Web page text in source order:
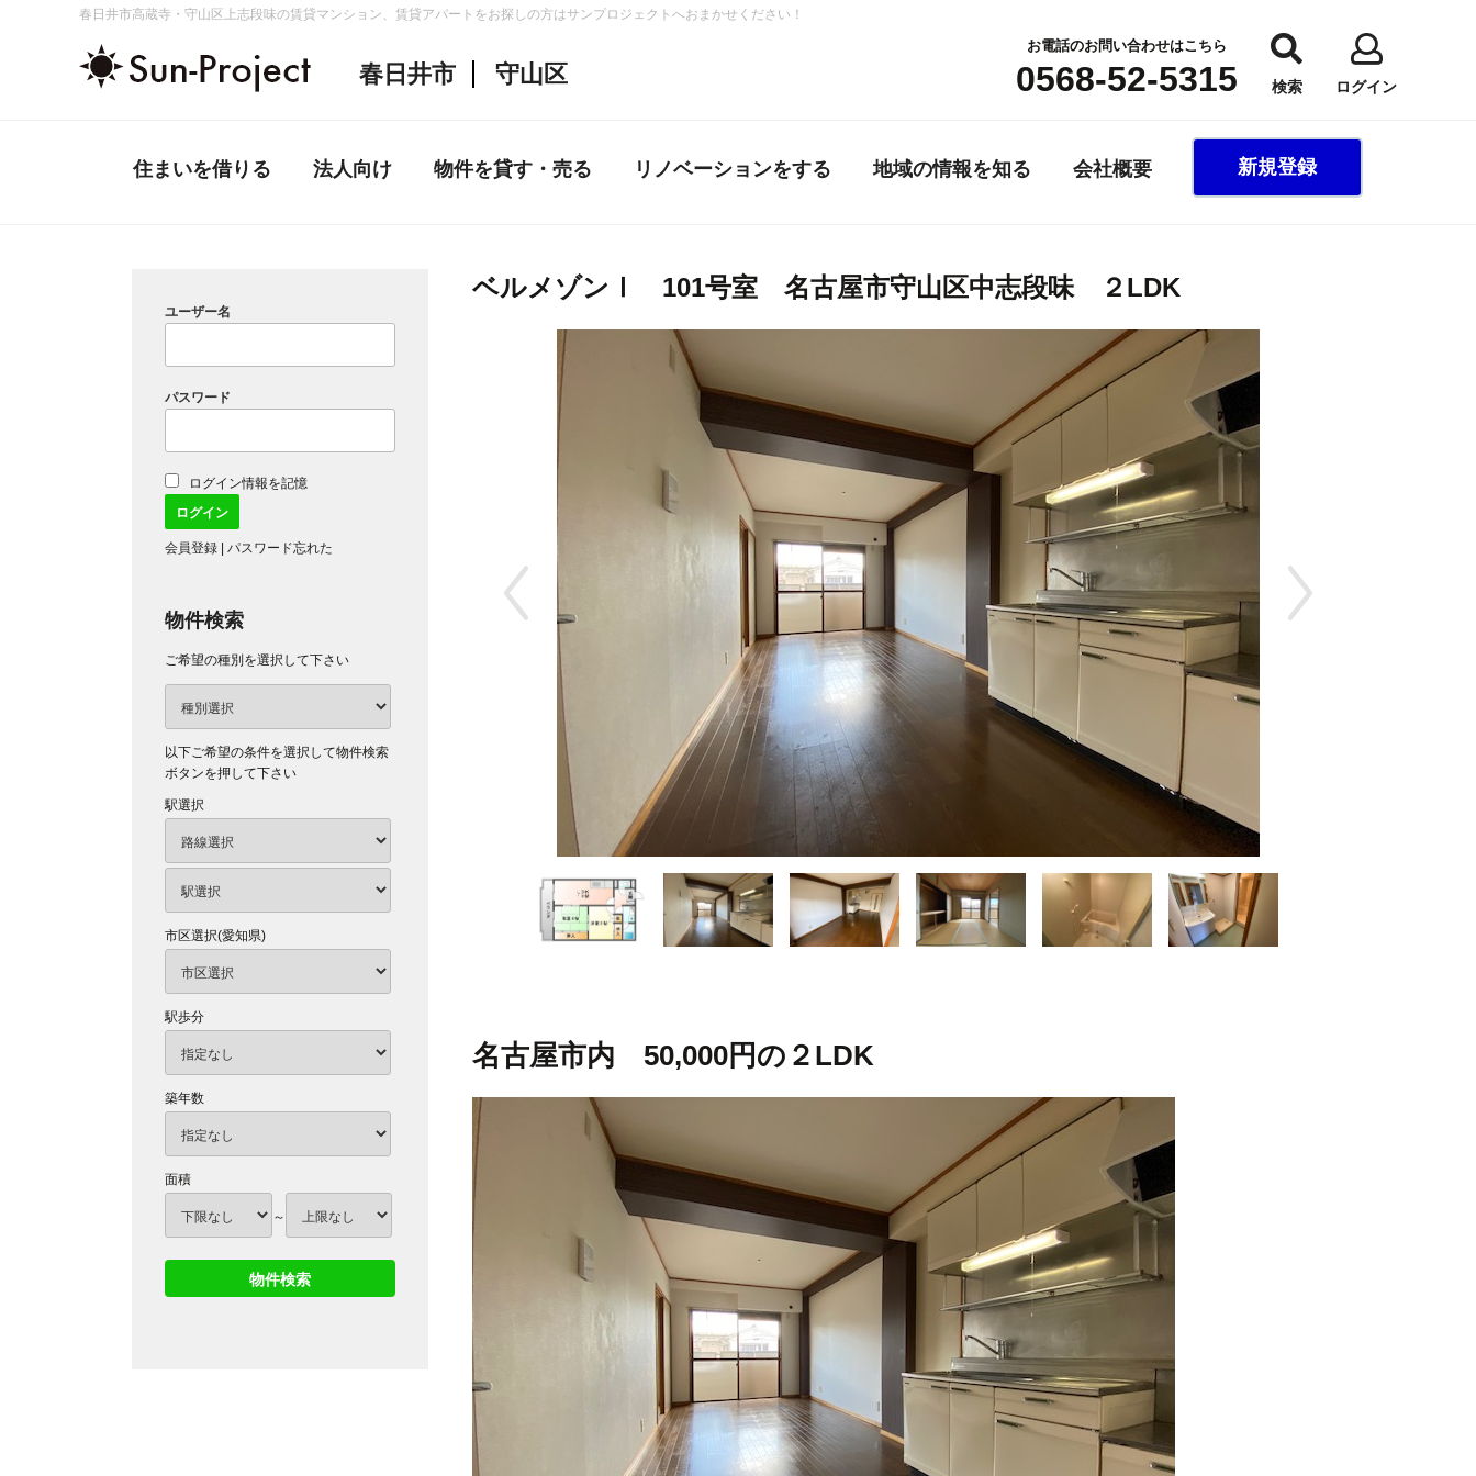
春日井市高蔵寺・守山区上志段味の賃貸マンション、賃貸アパートをお探しの方はサンプロジェクトへおまかせください！
春日井市 守山区 ログイン
検索
お電話のお問い合わせはこちら
0568-52-5315
住まいを借りる 法人向け 物件を貸す・売る リノベーションをする 地域の情報を知る 会社概要 新規登録
ベルメゾンⅠ 101号室 名古屋市守山区中志段味 ２LDK
名古屋市内 50,000円の２LDK
ユーザー名
パスワード
ログイン情報を記憶
会員登録 パスワード忘れた
物件検索
ご希望の種別を選択して下さい
以下ご希望の条件を選択して物件検索
ボタンを押して下さい
駅選択
市区選択(愛知県)
駅歩分
築年数
面積
～